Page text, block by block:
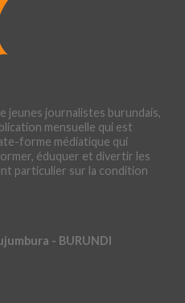
jeunes journalistes burundais,
mensuelle qui est
forme médiatique qui
éduquer et divertir les
particulier sur la condition
- BURUNDI